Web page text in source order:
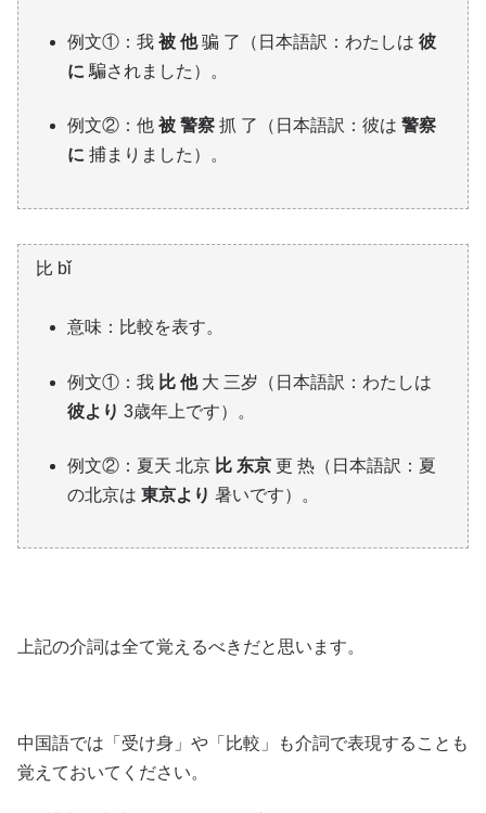
例文①：我被 他骗 了（日本語訳：わたしは彼
に 騙されました）。
例文②：他被 警察 抓 了（日本語訳：彼は警察
に 捕まりました）。
比 bǐ
意味：比較を表す。
例文①：我 比 他大 三岁（日本語訳：わたしは
彼より 3歳年上です）。
例文②：夏天 北京 比 东京 更 热（日本語訳：夏
の北京は東京より 暑いです）。
上記の介詞は全て覚えるべきだと思います。
中国語では「受け身」や「比較」も介詞で表現することも
覚えておいてください。